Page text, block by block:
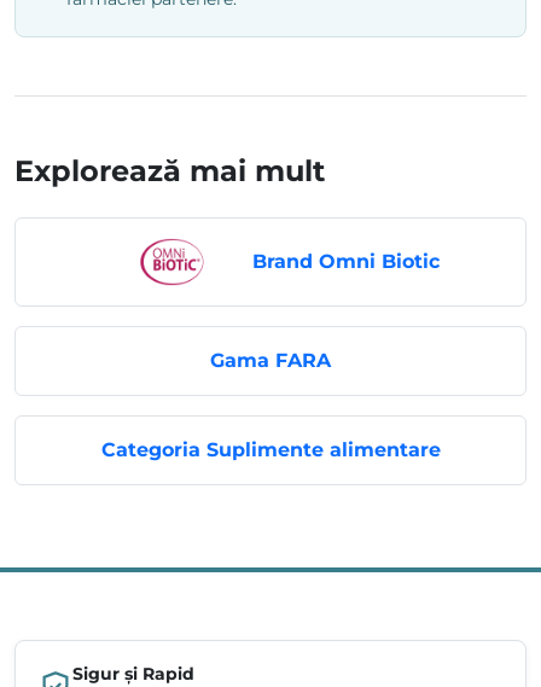
Explorează mai mult
Brand Omni Biotic
Gama FARA
Categoria Suplimente alimentare
Sigur și Rapid